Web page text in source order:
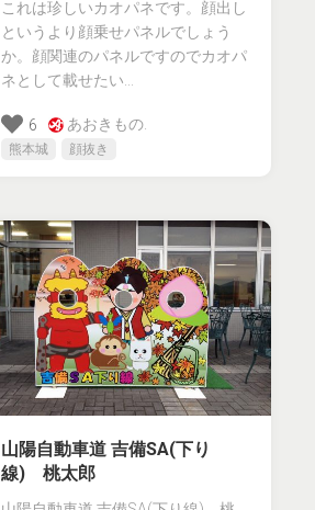
これは珍しいカオパネです。顔出し
というより顔乗せパネルでしょう
か。顔関連のパネルですのでカオパ
ネとして載せたい...
6 あおきもの.
熊本城 顔抜き
山陽自動車道 吉備SA(下り
線) 桃太郎